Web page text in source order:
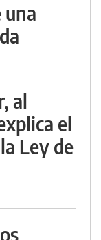
una
al
el
Ley de